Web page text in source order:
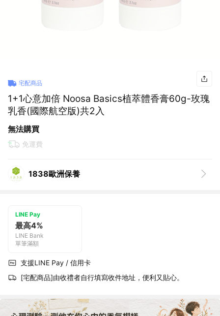
宅配商品
1+1心意加倍 Noosa Basics植萃體香膏60g-玫瑰
乳香(國際航空版)共2入
無法購買
免運費
1838歐洲保養
LINE Pay
最高4%
LINE Bank
單筆滿額
支援LINE Pay / 信用卡
[宅配商品]由收禮者自行填寫收件地址，便利又貼心。